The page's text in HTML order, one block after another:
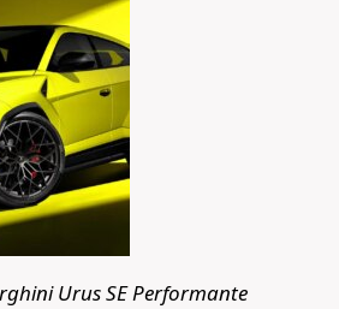
Urus SE Performante